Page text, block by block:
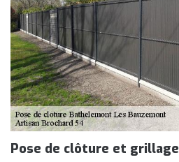
Pose de clôture et grillage